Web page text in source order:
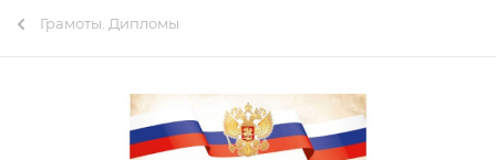
Грамоты. Дипломы